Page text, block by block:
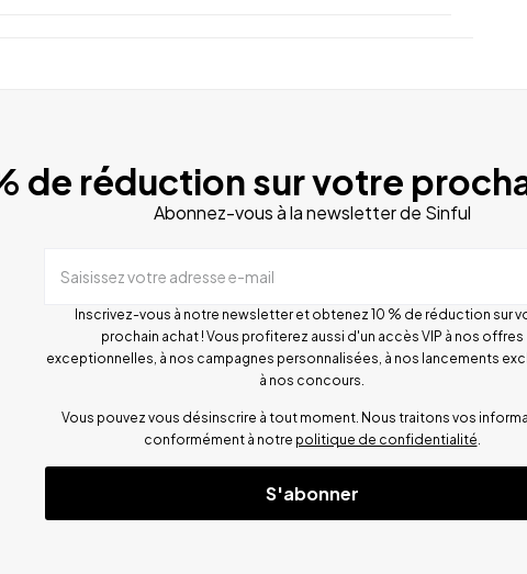
de réduction sur votre
Abonnez-vous à la newsletter de Sinful
Saisissez votre adresse e-mail
Inscrivez-vous à notre newsletter et obtenez 10 % de réduction sur
prochain achat ! Vous profiterez aussi d'un accès VIP à nos offres
exceptionnelles, à nos campagnes personnalisées, à nos lancements
à nos concours.
Vous pouvez vous désinscrire à tout moment. Nous traitons vos
conformément à notre politique de confidentialité
S'abonner